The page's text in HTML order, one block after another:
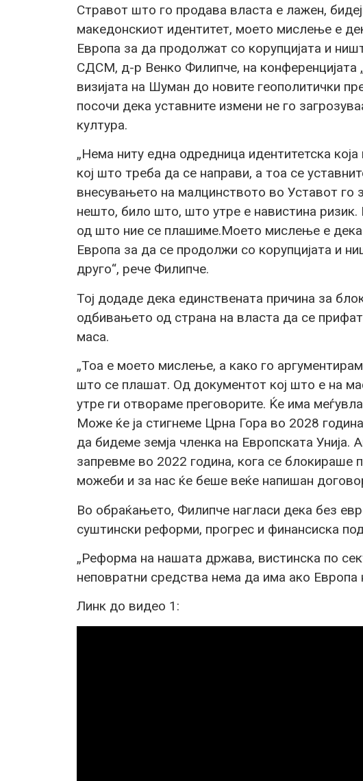
Стравот што го продава власта е лажен,
македонскиот идентитет, моето мислење е
Европа за да продолжат со корупцијата и
СДСМ, д-р Венко Филипче, на конференцијата
визијата на Шуман до новите геополитички
посочи дека уставните измени не го
култура.
„Нема ниту една одредница идентитетска
кој што треба да се направи, а тоа се
внесувањето на малцинството во Уставот го
нешто, било што, што утре е навистина
од што ние се плашиме.Моето мислење е
Европа за да се продолжи со корупцијата и
друго“, рече Филипче.
Тој додаде дека единствената причина за
одбивањето од страна на власта да се
маса.
„Тоа е моето мислење, а како го
што се плашат. Од документот кој што е на
утре ги отвораме преговорите. Ќе има
Може ќе ја стигнеме Црна Гора во 2028
да бидеме земја членка на Европската Унија.
запревме во 2022 година, кога се блокираше
можеби и за нас ќе беше веќе напишан
Во обраќањето, Филипче нагласи дека без
суштински реформи, прогрес и финансиска
„Реформа на нашата држава, вистинска по
неповратни средства нема да има ако Европа
Линк до видео 1: